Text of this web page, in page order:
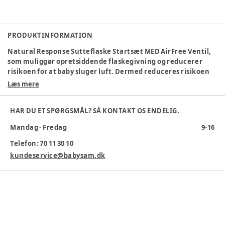
PRODUKTINFORMATION
Natural Response Sutteflaske Startsæt MED AirFree Ventil,
som muliggør opretsiddende flaskegivning og reducerer
risikoen for at baby sluger luft. Dermed reduceres risikoen
for luft i maven, kolik og replux. Understøtter babys
Indeholder: 2 x 260 ml., 2 x 125 ml., flaskebørste, Ultra Soft
Læs mere
HAR DU ET SPØRGSMÅL? SÅ KONTAKT OS ENDELIG.
Mandag - Fredag
9-16
Telefon: 70 11 30 10
kundeservice@babysam.dk